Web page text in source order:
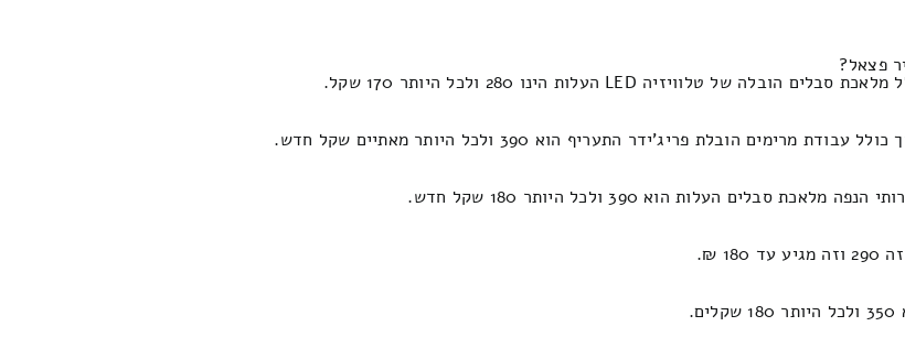
פריג'ידר התעריף הוא 390 ולכל היותר מאתיים שקל חדש.
העלות הוא 390 ולכל היותר 180 שקל חדש.
₪.